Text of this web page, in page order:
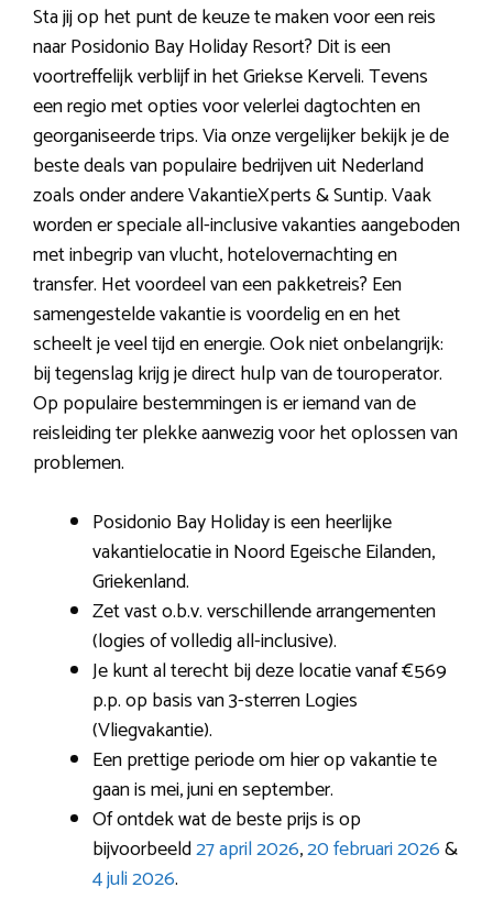
Sta jij op het punt de keuze te maken voor een reis
naar Posidonio Bay Holiday Resort? Dit is een
voortreffelijk verblijf in het Griekse Kerveli. Tevens
een regio met opties voor velerlei dagtochten en
georganiseerde trips. Via onze vergelijker bekijk je de
beste deals van populaire bedrijven uit Nederland
zoals onder andere VakantieXperts & Suntip. Vaak
worden er speciale all-inclusive vakanties aangeboden
met inbegrip van vlucht, hotelovernachting en
transfer. Het voordeel van een pakketreis? Een
samengestelde vakantie is voordelig en en het
scheelt je veel tijd en energie. Ook niet onbelangrijk:
bij tegenslag krijg je direct hulp van de touroperator.
Op populaire bestemmingen is er iemand van de
reisleiding ter plekke aanwezig voor het oplossen van
problemen.
Posidonio Bay Holiday is een heerlijke
vakantielocatie in Noord Egeische Eilanden,
Griekenland.
Zet vast o.b.v. verschillende arrangementen
(logies of volledig all-inclusive).
Je kunt al terecht bij deze locatie vanaf €569
p.p. op basis van 3-sterren Logies
(Vliegvakantie).
Een prettige periode om hier op vakantie te
gaan is mei, juni en september.
Of ontdek wat de beste prijs is op
bijvoorbeeld27 april 2026,20 februari 2026&
4 juli 2026.